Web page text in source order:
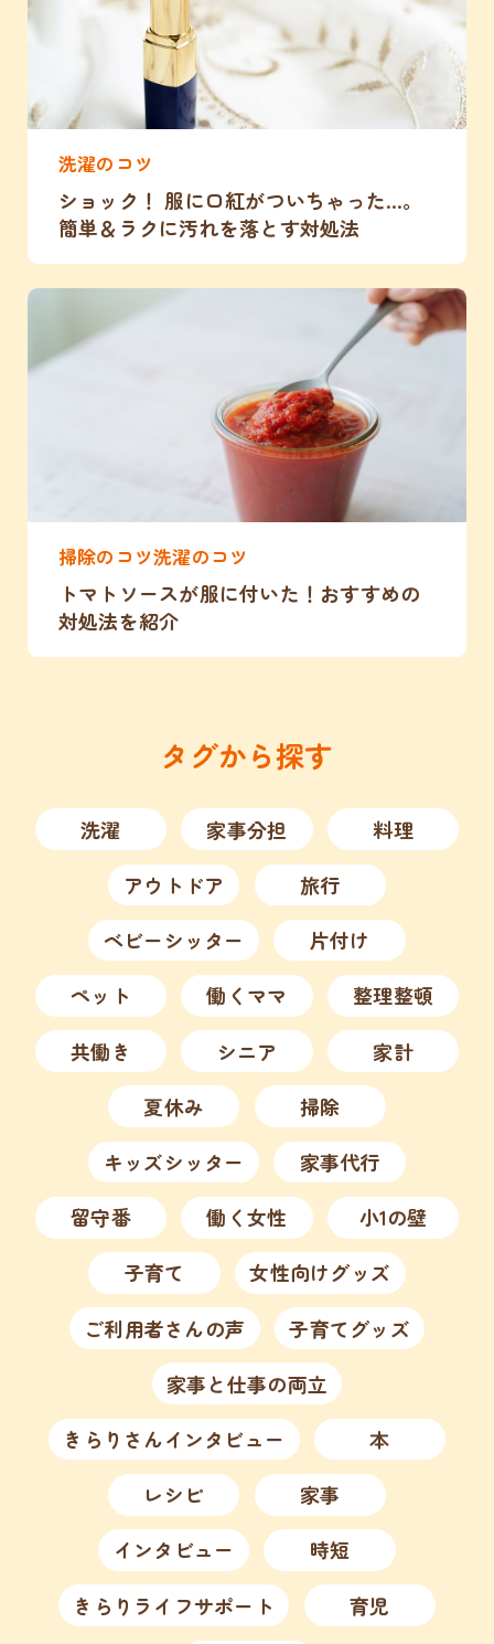
洗濯のコツ
ショック！ 服に口紅がついちゃった…。
簡単＆ラクに汚れを落とす対処法
掃除のコツ洗濯のコツ
トマトソースが服に付いた！おすすめの
対処法を紹介
タグから探す
洗濯 家事分担
料理
アウトドア
旅行
ベビーシッター
片付け
ペット
働くママ
整理整頓
共働き
シニア
家計
夏休み
掃除
キッズシッター
家事代行
留守番
働く女性
小1の壁
子育て
女性向けグッズ
ご利用者さんの声
子育てグッズ
家事と仕事の両立
きらりさんインタビュー
本
レシピ
家事
インタビュー
時短
きらりライフサポート
育児